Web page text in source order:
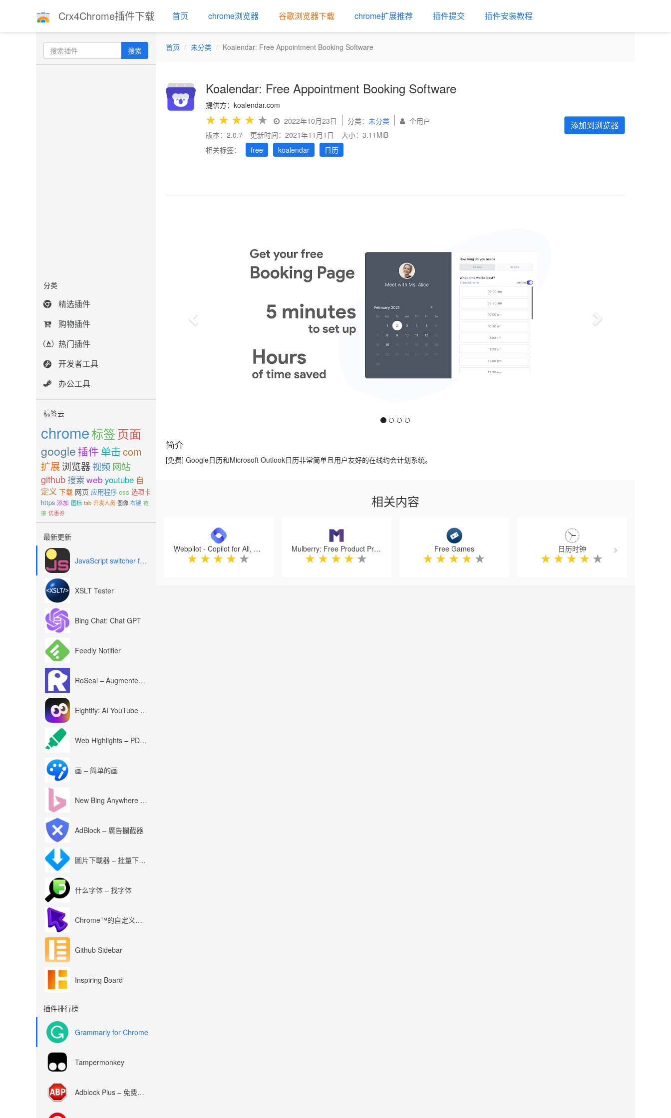
Crx4Chrome插件下载 首页 chrome浏览器 谷歌浏览器下载 chrome扩展推荐 插件提交 插件安装教程
搜索
分类
精选插件
购物插件
热门插件
开发者工具
办公工具
标签云
chrome标签页面
google 插件 单击com
扩展浏览器 视频网站
github搜索web youtube 自
定义 下载 网页 应用程序 css 选项卡
https 添加 图标 tab 开发人员 图像 右键 链
接 优惠券
最新更新
JavaScript switcher for SEO and development
XSLT Tester
Bing Chat: Chat GPT
Feedly Notifier
RoSeal – Augmented Roblox Experience
Eightify: AI YouTube Summary with ChatGPT
Web Highlights – PDF & Web Highlighter
画 – 简单的画
New Bing Anywhere (Bing Chat GPT-4)
AdBlock – 廣告攔截器
圖片下載器 – 批量下載圖片
什么字体 – 找字体
Chrome™的自定义光标
Github Sidebar
Inspiring Board
插件排行榜
Grammarly for Chrome
Tampermonkey
Adblock Plus – 免费的广告拦截器
首页 未分类 Koalendar: Free Appointment Booking Software
Koalendar: Free Appointment Booking Software
提供方：koalendar.com
★ ★ ★ ★ ★ 2022年10月23日 分类： 未分类
个用户
版本：2.0.7
更新时间：2021年11月1日
大小：3.11MiB
相关标签：
free koalendar 日历
添加到浏览器
简介
[免费] Google日历和Microsoft Outlook日历非常简单且用户友好的在线约会计划系统。
相关内容
Webpilot - Copilot for All, Free & Open
★ ★ ★ ★ ★
Mulberry: Free Product Protection
★ ★ ★ ★ ★
Free Games
★ ★ ★ ★ ★
日历时钟
★ ★ ★ ★ ★